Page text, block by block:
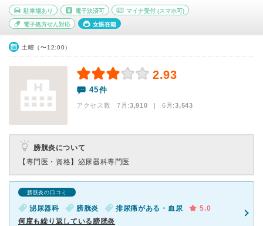
駐車場あり 電子決済可 マイナ受付 (スマホ可)
電子処方せん対応 女医在籍
土曜（〜12:00）
2.93
45件
アクセス数 7月:3,910 | 6月:3,543
膀胱炎について
【専門医・資格】 泌尿器科専門医
膀胱炎の口コミ
泌尿器科 膀胱炎 排尿痛がある・血尿
5.0
何度も繰り返している膀胱炎